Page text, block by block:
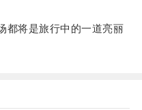
将是旅行中的一道亮丽